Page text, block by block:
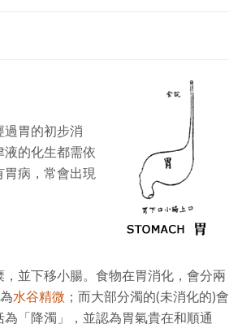
過胃的初步消
的化生都需依
病，常會出現
並下移小腸。食物在胃消化，會分兩
水谷精微 ；而大部分濁的(未消化的)會
「降濁」，並認為胃氣貴在和順通